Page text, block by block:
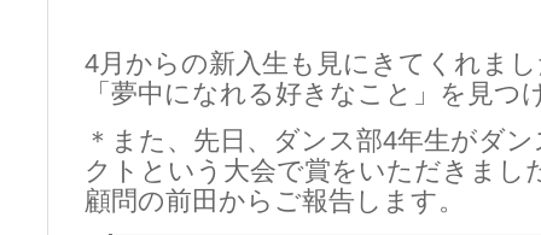
4月からの新入生も見にきてくれま
「夢中になれる好きなこと」を見つ
＊また、先日、ダンス部4年生がダ
クトという大会で賞をいただきまし
顧問の前田からご報告します。